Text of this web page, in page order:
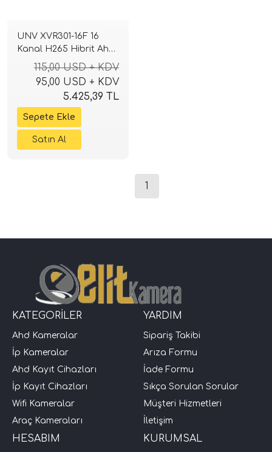
UNV XVR301-16F 16
Kanal H265 Hibrit Ahd
Tvı Cvı Sesli Dvr Kayıt
115,00 USD + KDV
95,00 USD + KDV
5.425,39 TL
1
KATEGORİLER
Ahd Kameralar
İp Kameralar
Ahd Kayıt Cihazları
İp Kayıt Cihazları
Wifi Kameralar
Araç Kameraları
YARDIM
Sipariş Takibi
Arıza Formu
İade Formu
Sıkça Sorulan Sorular
Müşteri Hizmetleri
İletişim
HESABIM KURUMSAL